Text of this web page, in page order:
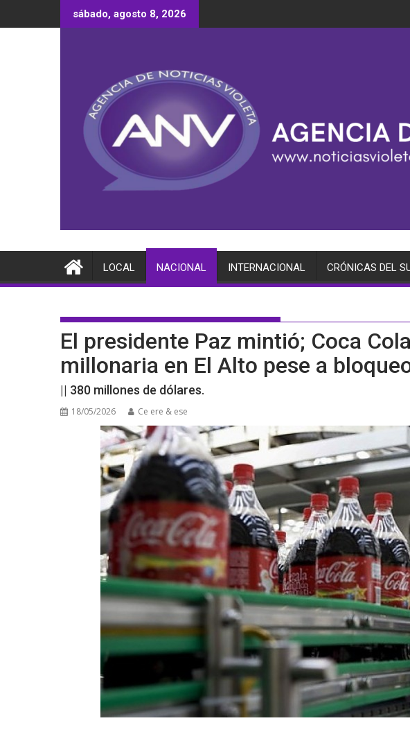
al
sábado, agosto 8, 2026
LOCAL NACIONAL INTERNACIONAL CRÓNICAS DEL
El presidente Paz mintió; Coca
millonaria en El Alto pese a
|| 380 millones de dólares.
18/05/2026 Ce ere & ese